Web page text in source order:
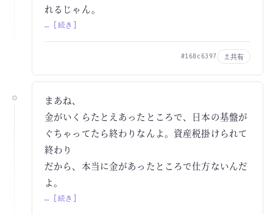
れるじゃん。
… [続き]
#168c6397 共有
まあね、
金がいくらたとえあったところで、日本の基盤が
ぐちゃってたら終わりなんよ。資産税掛けられて
終わり
だから、本当に金があったところで仕方ないんだ
よ。
… [続き]